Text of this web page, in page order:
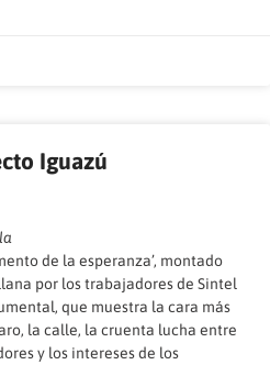
Iguazú
de la esperanza’, montado
por los trabajadores de Sintel
que muestra la cara más
la calle, la cruenta lucha entre
y los intereses de los